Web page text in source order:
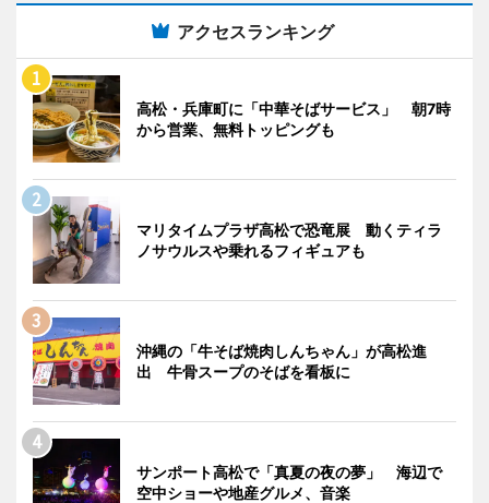
アクセスランキング
高松・兵庫町に「中華そばサービス」 朝7時
から営業、無料トッピングも
マリタイムプラザ高松で恐竜展 動くティラ
ノサウルスや乗れるフィギュアも
沖縄の「牛そば焼肉しんちゃん」が高松進
出 牛骨スープのそばを看板に
サンポート高松で「真夏の夜の夢」 海辺で
空中ショーや地産グルメ、音楽